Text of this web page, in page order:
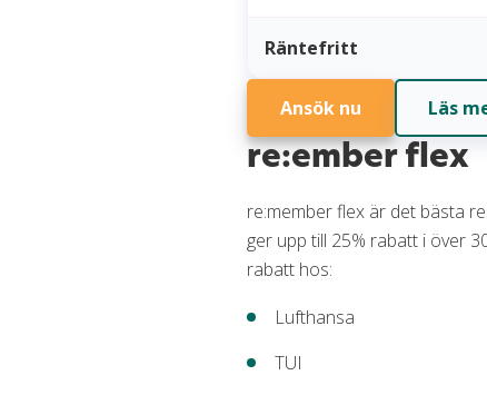
Räntefritt
Ansök nu Läs
re:ember flex
re:member flex är det bästa
ger upp till 25% rabatt i över
rabatt hos:
Lufthansa
TUI